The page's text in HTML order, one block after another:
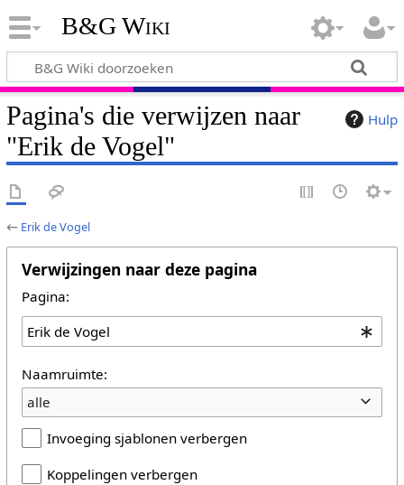
B&G Wiki
Hulp
Pagina's die verwijzen naar
"Erik de Vogel"
← Erik de Vogel
Verwijzingen naar deze pagina
Pagina:
Naamruimte:
alle
Invoeging sjablonen verbergen
Koppelingen verbergen